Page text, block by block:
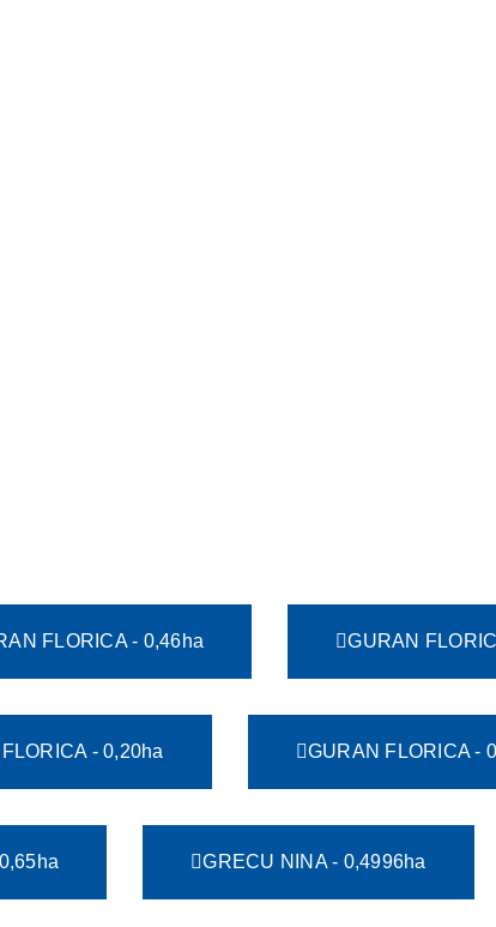
FLORICA - 0,46ha GURAN
- 0,20ha GURAN FLORICA -
GRECU NINA - 0,4996ha